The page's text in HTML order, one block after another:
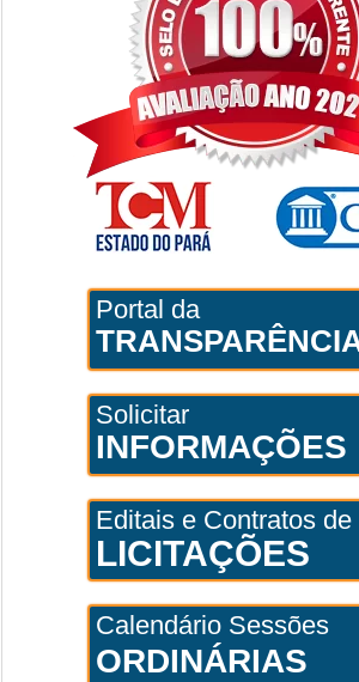
Portal da
Solicitar
INFORMAÇÕES
Editais e Contratos de
LICITAÇÕES
Calendário Sessões
ORDINÁRIAS